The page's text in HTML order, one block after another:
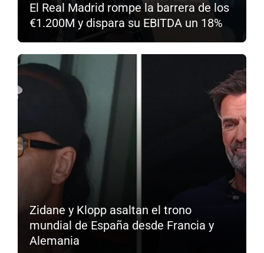
El Real Madrid rompe la barrera de los
€1.200M y dispara su EBITDA un 18%
Zidane y Klopp asaltan el trono
mundial de España desde Francia y
Alemania